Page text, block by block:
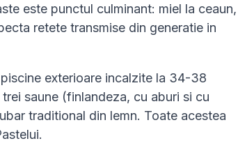
este punctul culminant: miel la ceaun,
retete transmise din generatie in
exterioare incalzite la 34-38
saune (finlandeza, cu aburi si cu
traditional din lemn. Toate acestea